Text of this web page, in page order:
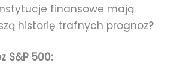
finansowe mają
historię trafnych prognoz?
S&P 500: